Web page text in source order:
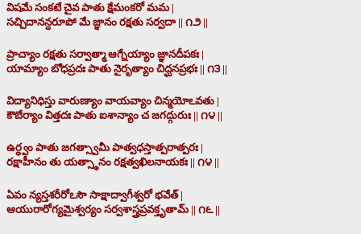
విషమే సంకటే చైవ పాతు క్షేమంకరో మమ |
సచ్చిదానన్దరూపో మే జ్ఞానం రక్షతు సర్వదా || ౧౨ ||
ప్రాచ్యాం రక్షతు సర్వాత్మా ఆగ్నేయ్యాం జ్ఞానదీపకః |
యామ్యాం బోధప్రదః పాతు నైరృత్యాం చిద్ఘనప్రభః || ౧౩ ||
విద్యానిధిస్తు వారుణ్యాం వాయవ్యాం చిన్మయోఽవతు |
కౌబేర్యాం విత్తదః పాతు ఐశాన్యాం చ జగద్గురుః || ౧౪ ||
ఉర్ధ్వం పాతు జగత్స్వామీ పాత్వధస్తాత్పరాత్పరః |
రక్షాహీనం తు యత్స్థానం రక్షత్వఖిలనాయకః || ౧౪ ||
ఏవం న్యస్తశరీరోఽసౌ సాక్షాద్వాగీశ్వరో భవేత్ |
ఆయురారోగ్యమైశ్వర్యం సర్వశాస్త్రప్రవక్తృతామ్ || ౧౬ ||